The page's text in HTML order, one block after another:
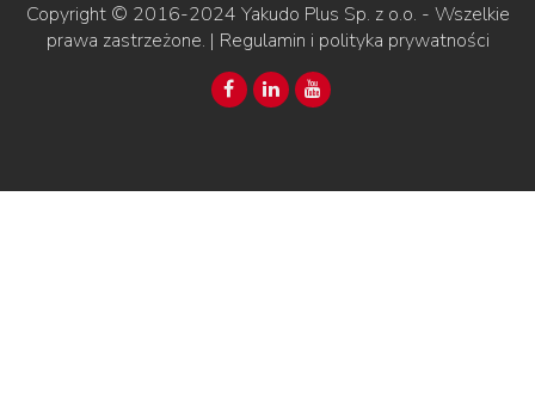
Copyright © 2016-2024 Yakudo Plus Sp. z o.o. - Wszelkie
prawa zastrzeżone. | Regulamin i polityka prywatności